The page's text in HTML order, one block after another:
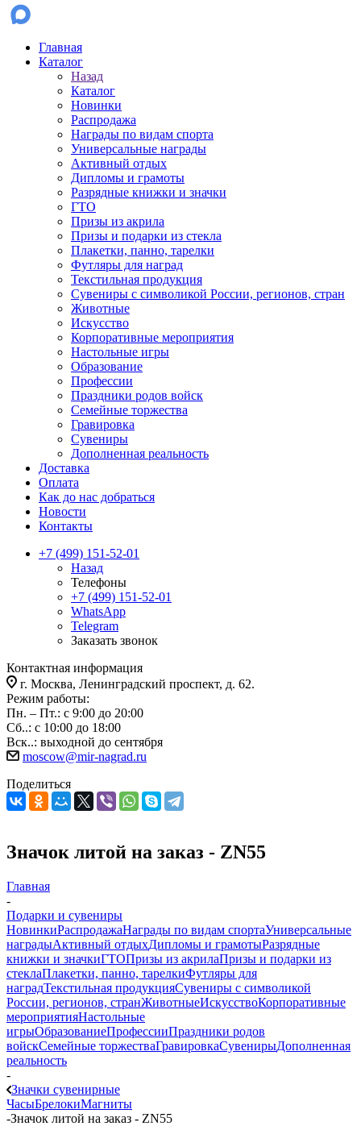
Главная
Каталог
Назад
Каталог
Новинки
Распродажа
Награды по видам спорта
Универсальные награды
Активный отдых
Дипломы и грамоты
Разрядные книжки и значки
ГТО
Призы из акрила
Призы и подарки из стекла
Плакетки, панно, тарелки
Футляры для наград
Текстильная продукция
Сувениры с символикой России, регионов, стран
Животные
Искусство
Корпоративные мероприятия
Настольные игры
Образование
Профессии
Праздники родов войск
Семейные торжества
Гравировка
Сувениры
Дополненная реальность
Доставка
Оплата
Как до нас добраться
Новости
Контакты
+7 (499) 151-52-01
Назад
Телефоны
+7 (499) 151-52-01
WhatsApp
Telegram
Заказать звонок
Контактная информация
г. Москва, Ленинградский проспект, д. 62.
Режим работы:
Пн. – Пт.: с 9:00 до 20:00
Сб..: с 10:00 до 18:00
Вск..: выходной до сентября
moscow@mir-nagrad.ru
Поделиться
Значок литой на заказ - ZN55
Главная
-
Подарки и сувениры
НовинкиРаспродажаНаграды по видам спортаУниверсальные
наградыАктивный отдыхДипломы и грамотыРазрядные
книжки и значкиГТОПризы из акрилаПризы и подарки из
стеклаПлакетки, панно, тарелкиФутляры для
наградТекстильная продукцияСувениры с символикой
России, регионов, странЖивотныеИскусствоКорпоративные
мероприятияНастольные
игрыОбразованиеПрофессииПраздники родов
войскСемейные торжестваГравировкаСувенирыДополненная
реальность
-
Значки сувенирные
ЧасыБрелокиМагниты
-Значок литой на заказ - ZN55